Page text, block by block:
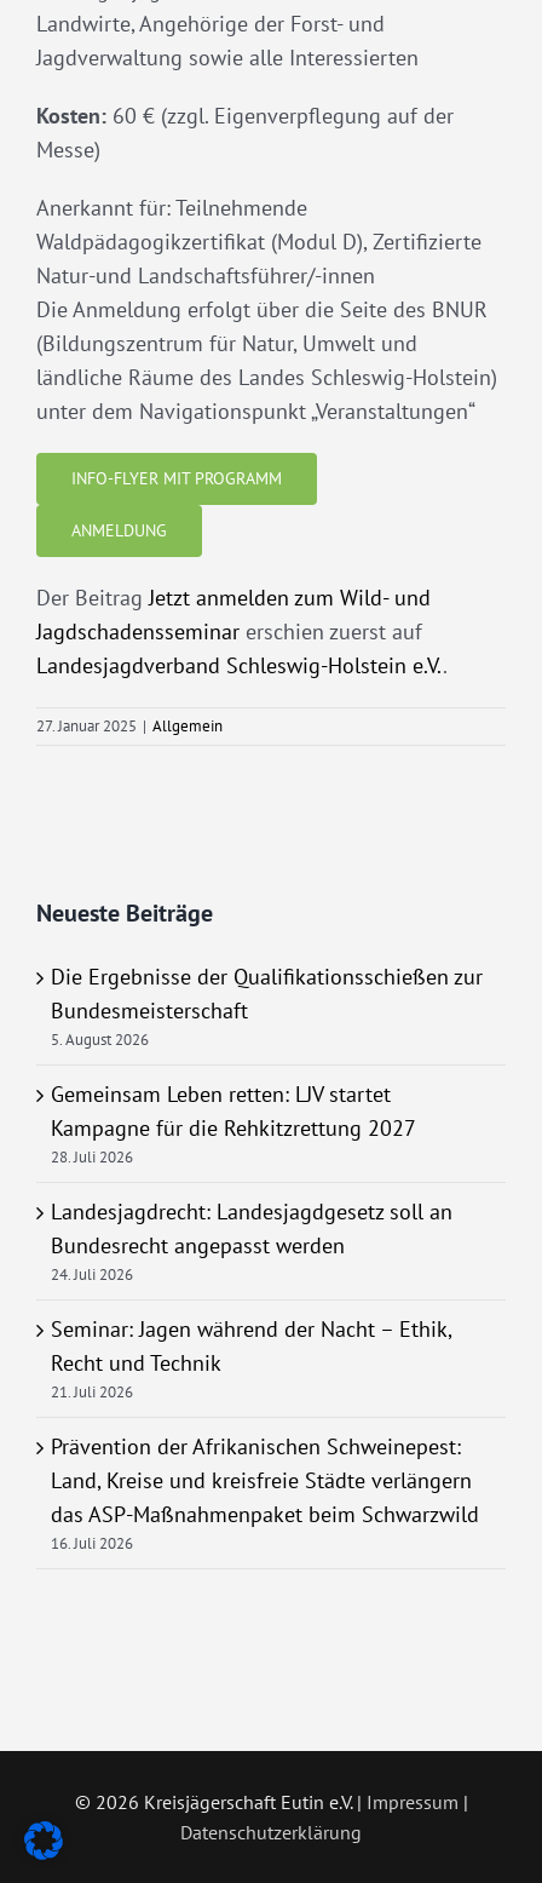
Landwirte, Angehörige der Forst- und
Jagdverwaltung sowie alle Interessierten
Kosten: 60 € (zzgl. Eigenverpflegung auf der
Messe)
Anerkannt für: Teilnehmende
Waldpädagogikzertifikat (Modul D), Zertifizierte
Natur-und Landschaftsführer/-innen
Die Anmeldung erfolgt über die Seite des BNUR
(Bildungszentrum für Natur, Umwelt und
ländliche Räume des Landes Schleswig-Holstein)
unter dem Navigationspunkt „Veranstaltungen“
INFO-FLYER MIT PROGRAMM
ANMELDUNG
Der BeitragJetzt anmelden zum Wild- und
Jagdschadensseminar erschien zuerst auf
Landesjagdverband Schleswig-Holstein e.V..
27. Januar 2025 | Allgemein
Neueste Beiträge
Die Ergebnisse der Qualifikationsschießen zur
Bundesmeisterschaft
5. August 2026
Gemeinsam Leben retten: LJV startet
Kampagne für die Rehkitzrettung 2027
28. Juli 2026
Landesjagdrecht: Landesjagdgesetz soll an
Bundesrecht angepasst werden
24. Juli 2026
Seminar: Jagen während der Nacht – Ethik,
Recht und Technik
21. Juli 2026
Prävention der Afrikanischen Schweinepest:
Land, Kreise und kreisfreie Städte verlängern
das ASP-Maßnahmenpaket beim Schwarzwild
16. Juli 2026
© 2026 Kreisjägerschaft Eutin e.V. | Impressum |
Datenschutzerklärung